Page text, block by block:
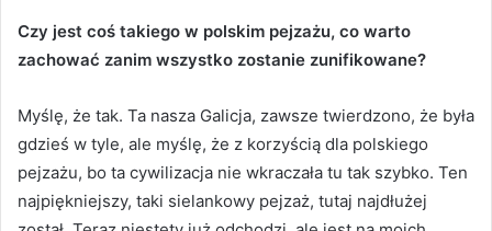
Czy jest coś takiego w polskim pejzażu, co warto
zachować zanim wszystko zostanie zunifikowane?
Myślę, że tak. Ta nasza Galicja, zawsze twierdzono, że była
gdzieś w tyle, ale myślę, że z korzyścią dla polskiego
pejzażu, bo ta cywilizacja nie wkraczała tu tak szybko. Ten
najpiękniejszy, taki sielankowy pejzaż, tutaj najdłużej